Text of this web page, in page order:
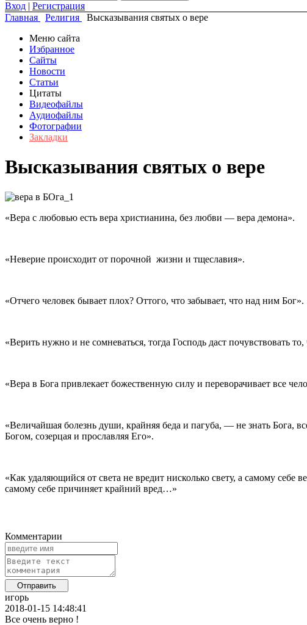
Вход | Регистрация
Главная
Религия
Высказывания святых о вере
Меню сайта
Избранное
Сайты
Новости
Статьи
Цитаты
Видеофайлы
Аудиофайлы
Фотографии
Закладки
Высказывания святых о вере
«Вера с любовью есть вера христианина, без любви — вера демона».
«Неверие происходит от порочной жизни и тщеславия».
«Отчего человек бывает плох? Оттого, что забывает, что над ним Бог».
«Верить нужно и не сомневаться, тогда Господь даст почувствовать
«Вера в Бога привлекает божественную силу и переворачивает все
«Величайшая болезнь души, крайняя беда и пагуба, — не знать Бога,
Богом, созерцая и прославляя Его».
«Как удаляющийся от света не вредит нисколько свету, а самому
самому себе причиняет крайний вред…»
Комментарии
игорь
2018-01-15 14:48:41
Все очень верно !